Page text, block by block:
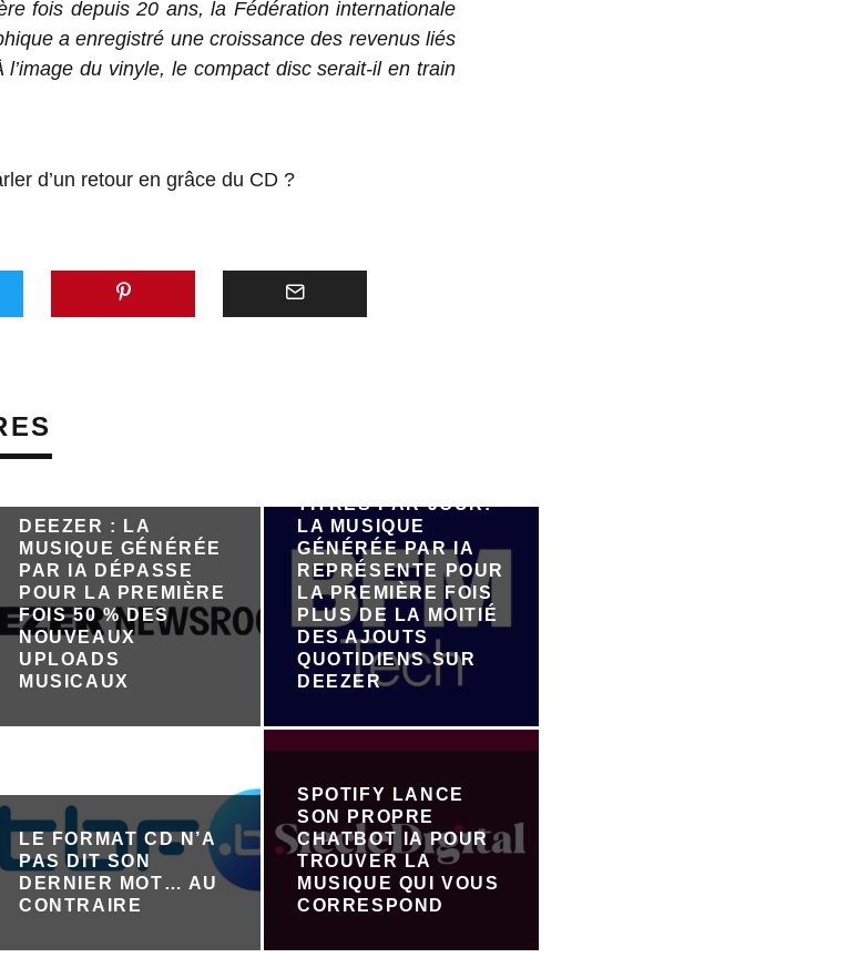
fois depuis 20 ans, la Fédération internationale
a enregistré une croissance des revenus liés
l’image du vinyle, le compact disc serait-il en train
d’un retour en grâce du CD ?
DEEZER : LA
MUSIQUE GÉNÉRÉE
PAR IA DÉPASSE
POUR LA PREMIÈRE
FOIS 50 % DES
NOUVEAUX
UPLOADS
MUSICAUX
TITRES PAR JOUR:
LA MUSIQUE
GÉNÉRÉE PAR IA
REPRÉSENTE POUR
LA PREMIÈRE FOIS
PLUS DE LA MOITIÉ
DES AJOUTS
QUOTIDIENS SUR
DEEZER
LE FORMAT CD N’A
PAS DIT SON
DERNIER MOT… AU
CONTRAIRE
SPOTIFY LANCE
SON PROPRE
CHATBOT IA POUR
TROUVER LA
MUSIQUE QUI VOUS
CORRESPOND